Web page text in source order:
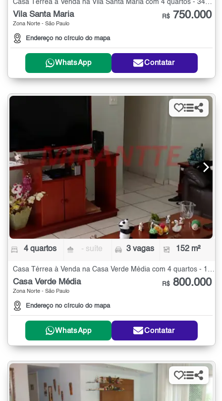
Vila Santa Maria
Zona Norte - São Paulo
Endereço no círculo do mapa
R$ 750.000
WhatsApp Contatar
4 quartos - suíte 3 vagas 152 m²
Casa Térrea à Venda na Casa Verde Média com 4 quartos - 152 m²
Casa Verde Média
Zona Norte - São Paulo
Endereço no círculo do mapa
R$ 800.000
WhatsApp Contatar